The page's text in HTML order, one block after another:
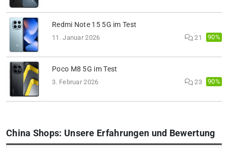
Redmi Note 15 5G im Test
11. Januar 2026 21 90%
Poco M8 5G im Test
3. Februar 2026 23 90%
China Shops: Unsere Erfahrungen und Bewertung